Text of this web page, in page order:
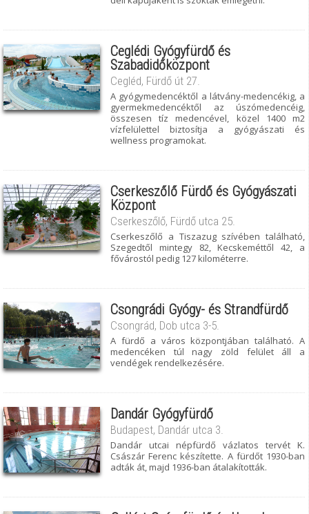
Ceglédi Gyógyfürdő és
Szabadidőközpont
Cegléd, Fürdő út 27.
A gyógymedencéktől a látvány-medencékig, a
gyermekmedencéktől az úszómedencéig,
összesen tíz medencével, közel 1400 m2
vízfelülettel biztosítja a gyógyászati és
wellness programokat.
Cserkeszőlő Fürdő és Gyógyászati
Központ
Cserkeszőlő, Fürdő utca 25.
Cserkeszőlő a Tiszazug szívében található,
Szegedtől mintegy 82, Kecskeméttől 42, a
fővárostól pedig 127 kilométerre.
Csongrádi Gyógy- és Strandfürdő
Csongrád, Dob utca 3-5.
A fürdő a város központjában található. A
medencéken túl nagy zöld felület áll a
vendégek rendelkezésére.
Dandár Gyógyfürdő
Budapest, Dandár utca 3.
Dandár utcai népfürdő vázlatos tervét K.
Császár Ferenc készítette. A fürdőt 1930-ban
adták át, majd 1936-ban átalakították.